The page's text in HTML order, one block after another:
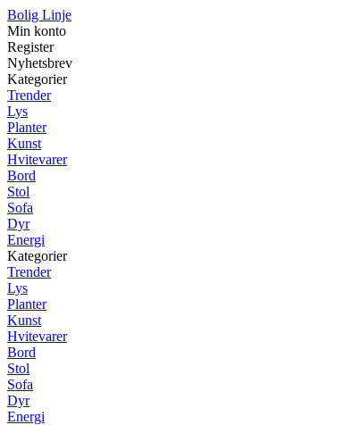
Bolig Linje
Min konto
Register
Nyhetsbrev
Kategorier
Trender
Lys
Planter
Kunst
Hvitevarer
Bord
Stol
Sofa
Dyr
Energi
Kategorier
Trender
Lys
Planter
Kunst
Hvitevarer
Bord
Stol
Sofa
Dyr
Energi